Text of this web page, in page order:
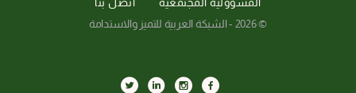
© 2026 - الشبكة العربية للتميز والاستدامة